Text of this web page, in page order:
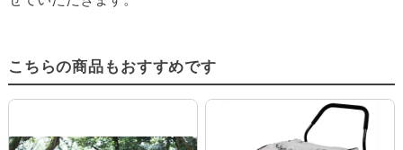
こちらの商品もおすすめです